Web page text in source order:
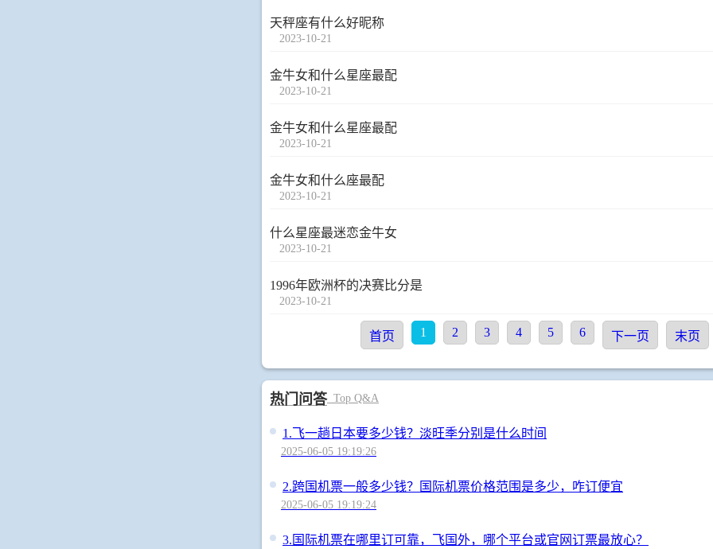
天秤座有什么好昵称
2023-10-21
金牛女和什么星座最配
2023-10-21
金牛女和什么星座最配
2023-10-21
金牛女和什么座最配
2023-10-21
什么星座最迷恋金牛女
2023-10-21
1996年欧洲杯的决赛比分是
2023-10-21
首页 1 2 3 4 5 6 下一页 末页
热门问答Top Q&A
1.飞一趟日本要多少钱？淡旺季分别是什么时间
2025-06-05 19:19:26
2.跨国机票一般多少钱？国际机票价格范围是多少，咋订便宜
2025-06-05 19:19:24
3. 国际机票在哪里订可靠，飞国外，哪个平台或官网订票最放心？